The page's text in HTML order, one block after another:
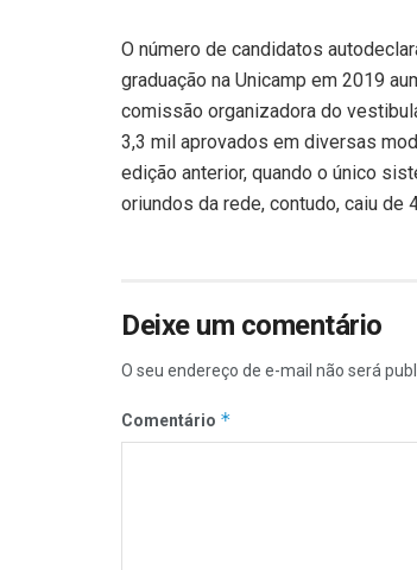
O número de candidatos
graduação na Unicamp em 2019
comissão organizadora do
3,3 mil aprovados em diversas
edição anterior, quando o único
oriundos da rede, contudo, caiu de
Deixe um comentário
O seu endereço de e-mail não será
Comentário *